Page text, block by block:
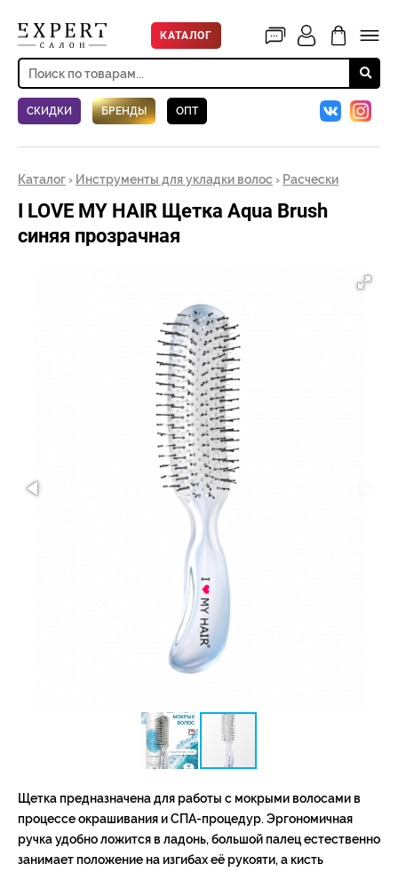
СКИДКИ БРЕНДЫ ОПТ
КАТАЛОГ
Каталог › Инструменты для укладки волос › Расчески
I LOVE MY HAIR Щетка Aqua Brush
синяя прозрачная
Щетка предназначена для работы с мокрыми волосами в
процессе окрашивания и СПА-процедур. Эргономичная
ручка удобно ложится в ладонь, большой палец естественно
занимает положение на изгибах её рукояти, а кисть